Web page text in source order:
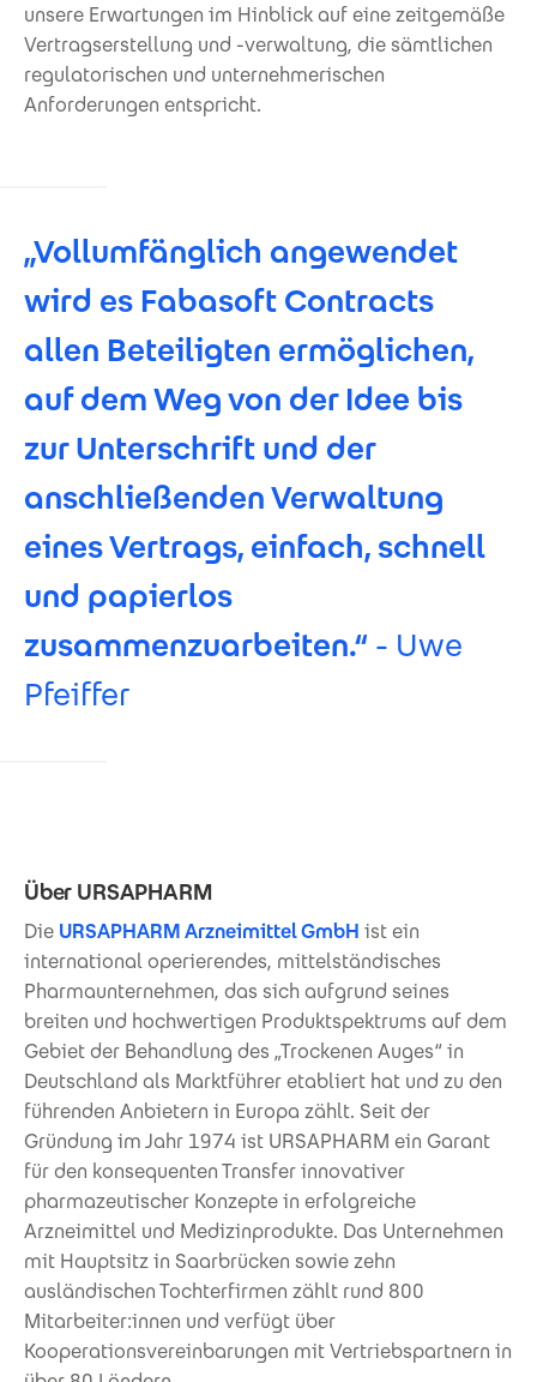
unsere Erwartungen im Hinblick auf eine zeitgemäße
Vertragserstellung und -verwaltung, die sämtlichen
regulatorischen und unternehmerischen
Anforderungen entspricht.
„Vollumfänglich angewendet
wird es Fabasoft Contracts
allen Beteiligten ermöglichen,
auf dem Weg von der Idee bis
zur Unterschrift und der
anschließenden Verwaltung
eines Vertrags, einfach, schnell
und papierlos
zusammenzuarbeiten.“ - Uwe
Pfeiffer
Über URSAPHARM
Die URSAPHARM Arzneimittel GmbH ist ein
international operierendes, mittelständisches
Pharmaunternehmen, das sich aufgrund seines
breiten und hochwertigen Produktspektrums auf dem
Gebiet der Behandlung des „Trockenen Auges“ in
Deutschland als Marktführer etabliert hat und zu den
führenden Anbietern in Europa zählt. Seit der
Gründung im Jahr 1974 ist URSAPHARM ein Garant
für den konsequenten Transfer innovativer
pharmazeutischer Konzepte in erfolgreiche
Arzneimittel und Medizinprodukte. Das Unternehmen
mit Hauptsitz in Saarbrücken sowie zehn
ausländischen Tochterfirmen zählt rund 800
Mitarbeiter:innen und verfügt über
Kooperationsvereinbarungen mit Vertriebspartnern in